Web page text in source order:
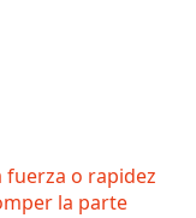
fuerza o rapidez
la parte